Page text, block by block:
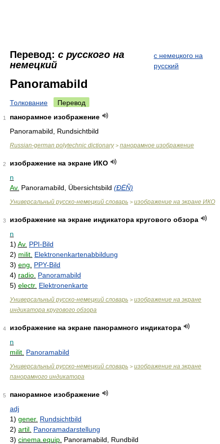
Перевод: с русского на
немецкий
с немецкого на
русский
Panoramabild
Толкование Перевод
1
панорамное изображение
Panoramabild, Rundsichtbild
Russian-german polytechnic dictionary> панорамное изображение
2
изображение на экране ИКО
n
Av. Panoramabild, Übersichtsbild (ÐËÑ)
Универсальный русско-немецкий словарь > изображение на экране ИКО
3
изображение на экране индикатора кругового обзора
n
1) Av. PPI-Bild
2) milit. Elektronenkartenabbildung
3) eng.
PPY-Bild
4) radio. Panoramabild
5) electr. Elektronenkarte
Универсальный русско-немецкий словарь > изображение на экране
индикатора кругового обзора
4
изображение на экране панорамного индикатора
n
milit. Panoramabild
Универсальный русско-немецкий словарь > изображение на экране
панорамного индикатора
5
панорамное изображение
adj
1) gener. Rundsichtbild
2) artil. Panoramadarstellung
3) cinema.equip. Panoramabild, Rundbild